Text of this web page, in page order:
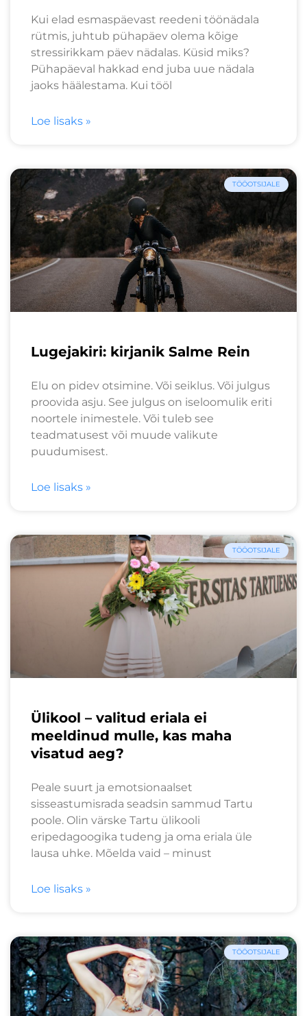
Kui elad esmaspäevast reedeni töönädala
rütmis, juhtub pühapäev olema kõige
stressirikkam päev nädalas. Küsid miks?
Pühapäeval hakkad end juba uue nädala
jaoks häälestama. Kui tööl
Loe lisaks »
TÖÖOTSIJALE
Lugejakiri: kirjanik Salme Rein
Elu on pidev otsimine. Või seiklus. Või julgus
proovida asju. See julgus on iseloomulik eriti
noortele inimestele. Või tuleb see
teadmatusest või muude valikute
puudumisest.
Loe lisaks »
TÖÖOTSIJALE
Ülikool – valitud eriala ei
meeldinud mulle, kas maha
visatud aeg?
Peale suurt ja emotsionaalset
sisseastumisrada seadsin sammud Tartu
poole. Olin värske Tartu ülikooli
eripedagoogika tudeng ja oma eriala üle
lausa uhke. Mõelda vaid – minust
Loe lisaks »
TÖÖOTSIJALE